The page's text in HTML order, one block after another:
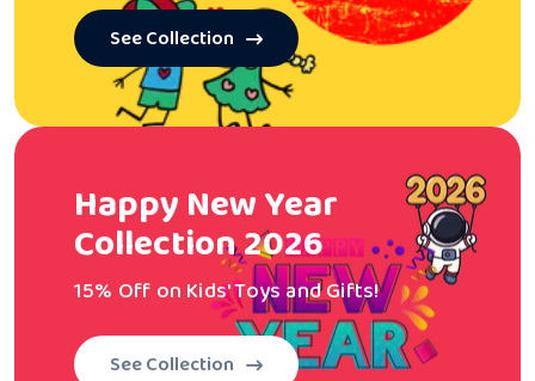
See Collection
Happy New Year
Collection 2026
15% Off on Kids' Toys and Gifts!
See Collection